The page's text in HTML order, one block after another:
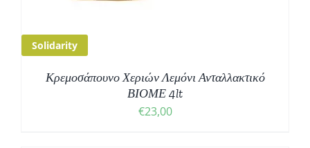
Solidarity
Κρεμοσάπουνο Χεριών Λεμόνι Ανταλλακτικό
ΒΙΟΜΕ 4lt
€23,00